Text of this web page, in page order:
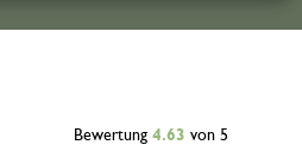
Bewertung 4.63 von 5